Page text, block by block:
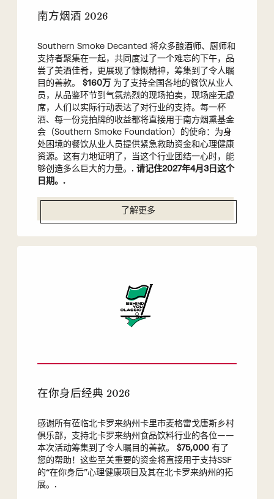
南方烟酒 2026
Southern Smoke Decanted 将众多酿酒师、厨师和
支持者聚集在一起，共同度过了一个难忘的下午，品
尝了美酒佳肴，更展现了慷慨精神，筹集到了令人瞩
目的善款。 $160万为了支持全国各地的餐饮从业人
员，从品鉴环节到气氛热烈的现场拍卖，现场座无虚
席，人们以实际行动表达了对行业的支持。每一杯
酒、每一份竞拍牌的收益都将直接用于南方烟熏基金
会（Southern Smoke Foundation）的使命：为身
处困境的餐饮从业人员提供紧急救助资金和心理健康
资源。这有力地证明了，当这个行业团结一心时，能
够创造多么巨大的力量。. 请记住2027年4月3日这个
日期。.
了解更多
在你身后经典 2026
感谢所有莅临北卡罗来纳州卡里市麦格雷戈唐斯乡村
俱乐部，支持北卡罗来纳州食品饮料行业的各位——
本次活动筹集到了令人瞩目的善款。 $75,000 有了
您的帮助！这些至关重要的资金将直接用于支持SSF
的“在你身后”心理健康项目及其在北卡罗来纳州的拓
展。.